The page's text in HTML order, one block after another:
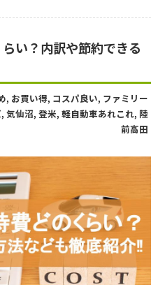
い？内訳や節約できる
, お買い得, コスパ良い, ファミリー
, 気仙沼, 登米, 軽自動車あれこれ, 陸
前高田